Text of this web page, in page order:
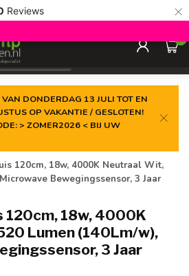
Reviews ×
prijs
0
DONDERDAG 13 JULI TOT EN
OP VAKANTIE / GESLOTEN!
> ZOMER2026 < BIJ UW
120cm, 18w, 4000K Neutraal Wit,
Bewegingssensor, 3 Jaar
120cm, 18w, 4000K
Lumen (140Lm/w),
3 Jaar